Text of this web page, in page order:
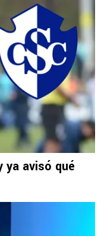
ya avisó qué